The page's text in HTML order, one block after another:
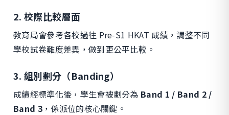
2. 校際比較層面
教育局會參考各校過往 Pre‑S1 HKAT 成績，調整不同
學校試卷難度差異，做到更公平比較。
3. 組別劃分（Banding）
成績經標準化後，學生會被劃分為 Band 1 / Band 2 /
Band 3，係派位的核心關鍵。